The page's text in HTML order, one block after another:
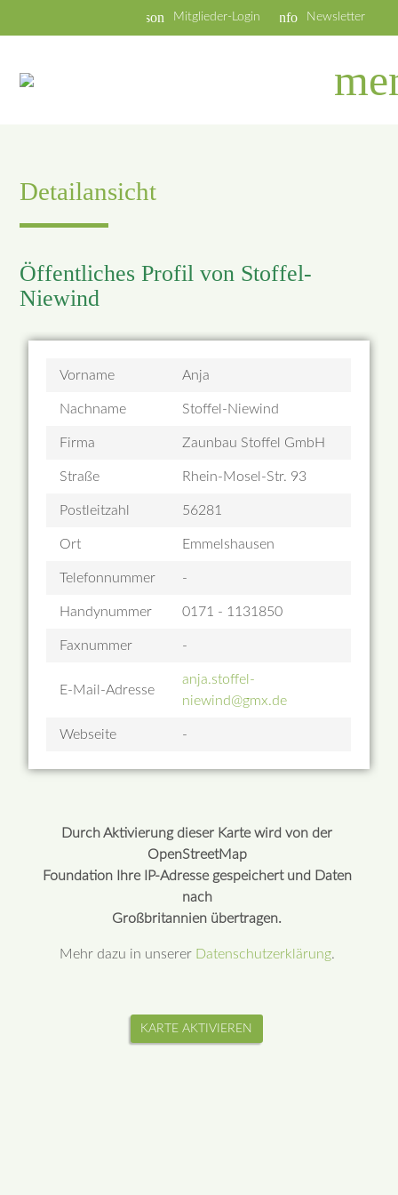
info Newsletter
person Mitglieder-Login
Detailansicht
Öffentliches Profil von Stoffel-
Niewind
Vorname Anja
Nachname Stoffel-Niewind
Firma Zaunbau Stoffel GmbH
Straße Rhein-Mosel-Str. 93
Postleitzahl 56281
Ort Emmelshausen
Telefonnummer -
Handynummer 0171 - 1131850
Faxnummer -
E-Mail-Adresse
anja.stoffel-
niewind@gmx.de
Webseite -
Durch Aktivierung dieser Karte wird von der
OpenStreetMap
Foundation Ihre IP-Adresse gespeichert und Daten
nach
Großbritannien übertragen.
Mehr dazu in unserer Datenschutzerklärung.
KARTE AKTIVIEREN